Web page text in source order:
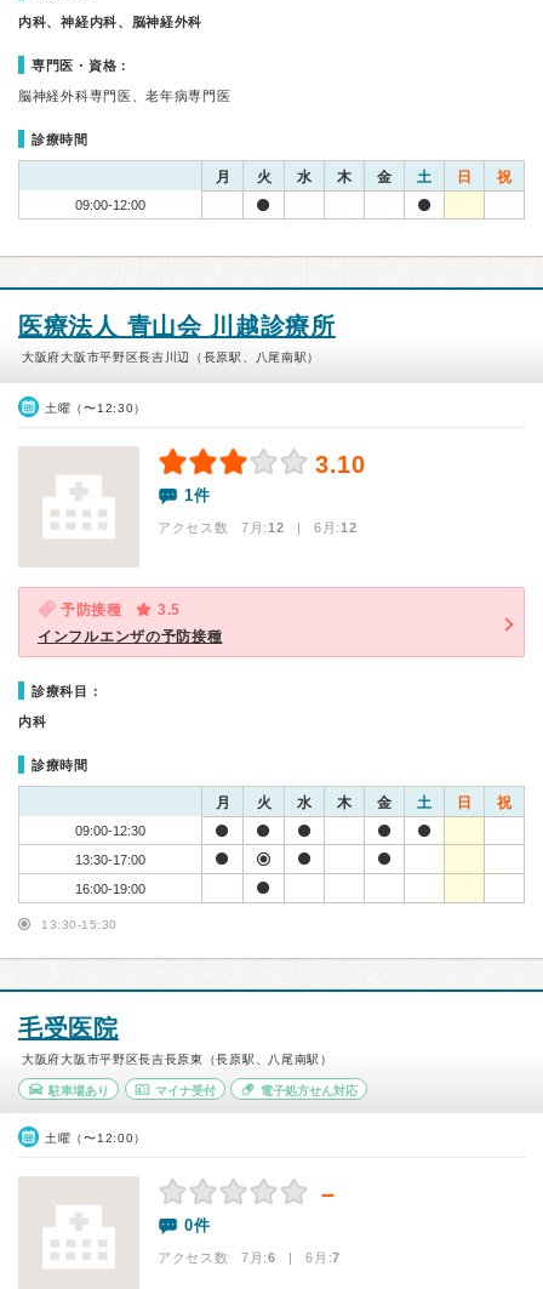
内科、神経内科、脳神経外科
専門医・資格：
脳神経外科専門医、老年病専門医
診療時間
月 火 水 木 金 土 日 祝
09:00-12:00
医療法人 青山会 川越診療所
大阪府大阪市平野区長吉川辺（長原駅、八尾南駅）
土曜（〜12:30）
3.10
1件
アクセス数 7月:12 | 6月:12
予防接種
3.5
インフルエンザの予防接種
診療科目：
内科
診療時間
月 火 水 木 金 土 日 祝
09:00-12:30
13:30-17:00
16:00-19:00
13:30-15:30
毛受医院
大阪府大阪市平野区長吉長原東（長原駅、八尾南駅）
駐車場あり マイナ受付 電子処方せん対応
土曜（〜12:00）
－
0件
アクセス数 7月:6 | 6月:7